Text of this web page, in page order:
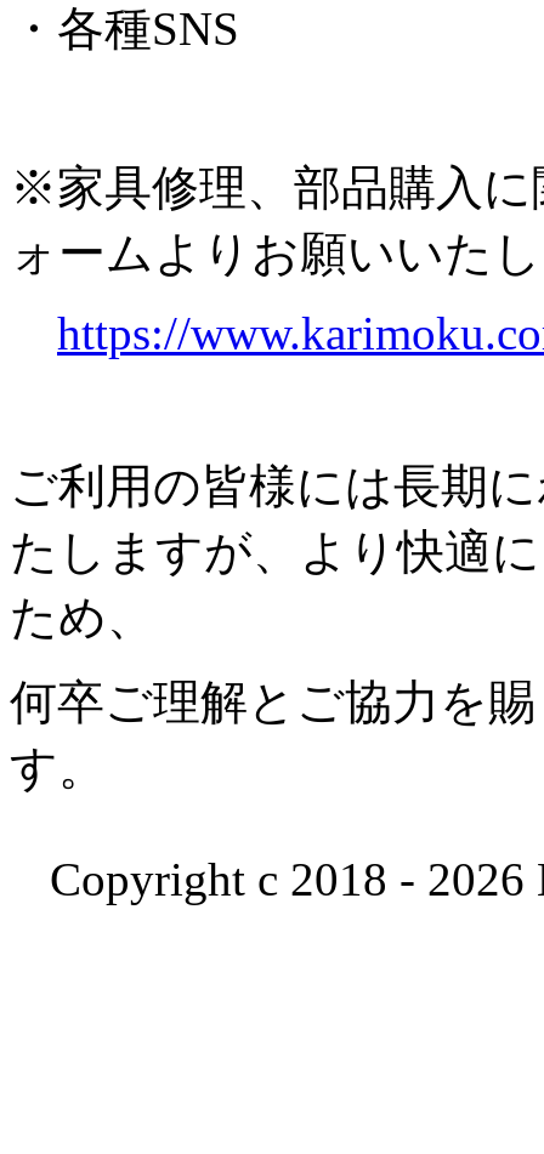
・各種SNS
※家具修理、部品購入
ォームよりお願いいた
https://
ご利用の皆様には長期
たしますが、より快適
ため、
何卒ご理解とご協力を
す。
Copyright c 2018 -